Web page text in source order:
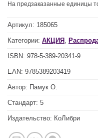
На предзаказанные единицы
Артикул: 185065
Категории: АКЦИЯ
ISBN: 978-5-389-20341-9
EAN: 9785389203419
Автор: Памук О.
Стандарт: 5
Издательство: КоЛибри